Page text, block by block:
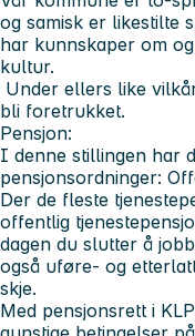
og samisk er likestilte
har kunnskaper om
kultur.
Under ellers like
bli foretrukket.
Pensjon:
I denne stillingen har
pensjonsordninger:
Der de fleste
offentlig
dagen du slutter å
også uføre- og
skje.
Med pensjonsrett i